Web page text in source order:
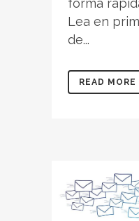
forma
Lea en
de...
READ MORE